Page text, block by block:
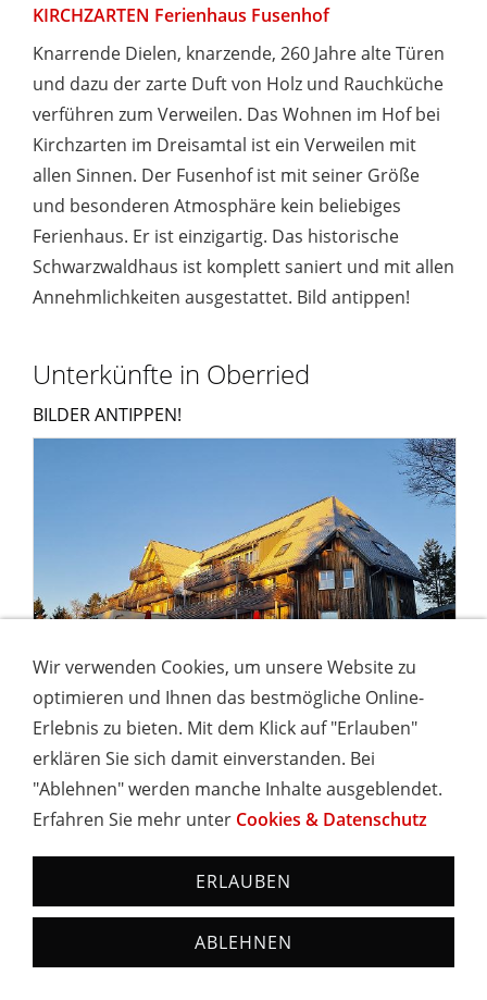
KIRCHZARTEN Ferienhaus Fusenhof
Knarrende Dielen, knarzende, 260 Jahre alte Türen
und dazu der zarte Duft von Holz und Rauchküche
verführen zum Verweilen. Das Wohnen im Hof bei
Kirchzarten im Dreisamtal ist ein Verweilen mit
allen Sinnen. Der Fusenhof ist mit seiner Größe
und besonderen Atmosphäre kein beliebiges
Ferienhaus. Er ist einzigartig. Das historische
Schwarzwaldhaus ist komplett saniert und mit allen
Annehmlichkeiten ausgestattet. Bild antippen!
Unterkünfte in Oberried
BILDER ANTIPPEN!
OBERRIED Appartement-Hotel Berghaus Freiburg
Das Appartement-Hotel Berghaus Freiburg liegt auf
dem Schauinsland im Südschwarzwald bei
eingerahmt von einem großen Wald- und
Wiesengelände. Hinter dem Haus bietet sich ein
atemberaubender Blick auf Freiburg, das Rheintal
und die Vogesen. In den Zimmern und
Wir verwenden Cookies, um unsere Website zu
optimieren und Ihnen das bestmögliche Online-
Erlebnis zu bieten. Mit dem Klick auf "Erlauben"
erklären Sie sich damit einverstanden. Bei
"Ablehnen" werden manche Inhalte ausgeblendet.
Erfahren Sie mehr unter Cookies & Datenschutz
ERLAUBEN
ABLEHNEN